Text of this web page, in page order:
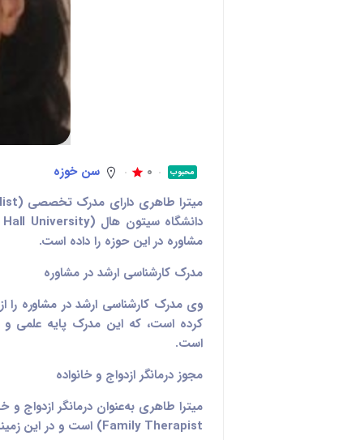
محبوب 0
سن خوزه
مشاوره در این حوزه را داده است.
مدرک کارشناسی ارشد در مشاوره
کرده است، که این مدرک پایه علمی و
است.
مجوز درمانگر ازدواج و خانواده
Family Therapist) است و در این زمینه تجربه گسترده‌ای دارد.